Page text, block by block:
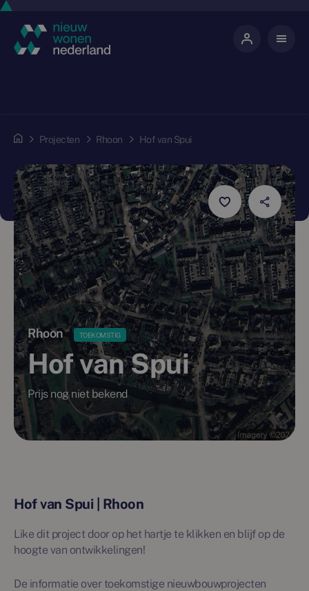
Projecten Rhoon Hof van Spui
Rhoon TOEKOMSTIG
Hof van Spui
Prijs nog niet bekend
Hof van Spui | Rhoon
Like dit project door op het hartje te klikken en blijf op de
hoogte van ontwikkelingen!
De informatie over toekomstige nieuwbouwprojecten